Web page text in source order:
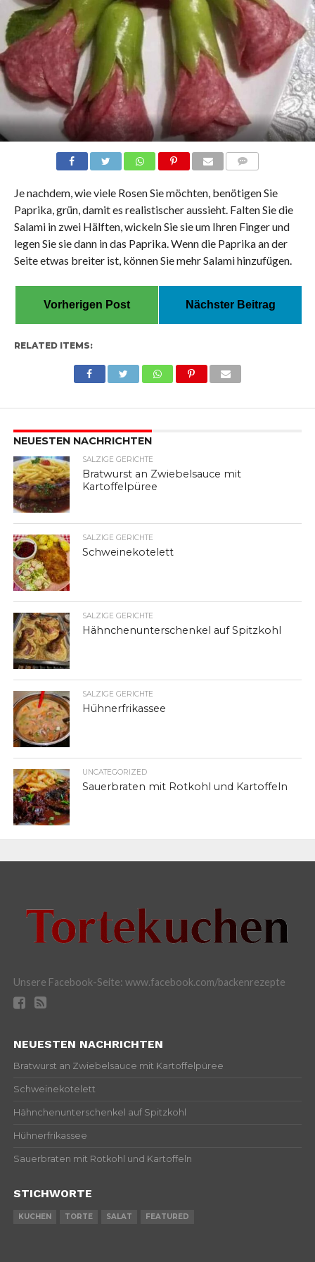
Je nachdem, wie viele Rosen Sie möchten, benötigen Sie
Paprika, grün, damit es realistischer aussieht. Falten Sie die
Salami in zwei Hälften, wickeln Sie sie um Ihren Finger und
legen Sie sie dann in das Paprika. Wenn die Paprika an der
Seite etwas breiter ist, können Sie mehr Salami hinzufügen.
Vorherigen Post Nächster Beitrag
RELATED ITEMS:
NEUESTEN NACHRICHTEN
SALZIGE GERICHTE
Bratwurst an Zwiebelsauce mit
Kartoffelpüree
SALZIGE GERICHTE
Schweinekotelett
SALZIGE GERICHTE
Hähnchenunterschenkel auf Spitzkohl
SALZIGE GERICHTE
Hühnerfrikassee
UNCATEGORIZED
Sauerbraten mit Rotkohl und Kartoffeln
Unsere Facebook-Seite: www.facebook.com/backenrezepte
NEUESTEN NACHRICHTEN
Bratwurst an Zwiebelsauce mit Kartoffelpüree
Schweinekotelett
Hähnchenunterschenkel auf Spitzkohl
Hühnerfrikassee
Sauerbraten mit Rotkohl und Kartoffeln
STICHWORTE
KUCHEN TORTE SALAT FEATURED